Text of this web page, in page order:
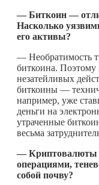
— Биткоин —
Насколько
его активы?
— Необратимость
биткоина. Поэтому
незатейливых
биткоины —
например, уже
деньги на
утраченные
весьма
— Криптовалюты
операциями,
собой почву?